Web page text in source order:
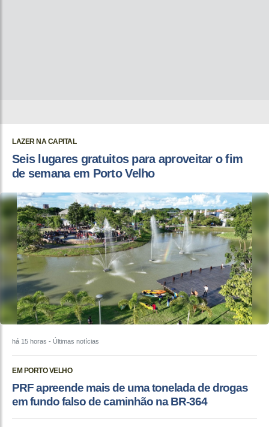
LAZER NA CAPITAL
Seis lugares gratuitos para aproveitar o fim
de semana em Porto Velho
há 15 horas - Últimas notícias
EM PORTO VELHO
PRF apreende mais de uma tonelada de drogas
em fundo falso de caminhão na BR-364